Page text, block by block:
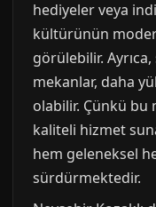
hediyeler veya
kültürünün
görülebilir.
mekanlar, daha
olabilir. Çünkü bu
kaliteli hizmet
hem geleneksel
sürdürmektedir.